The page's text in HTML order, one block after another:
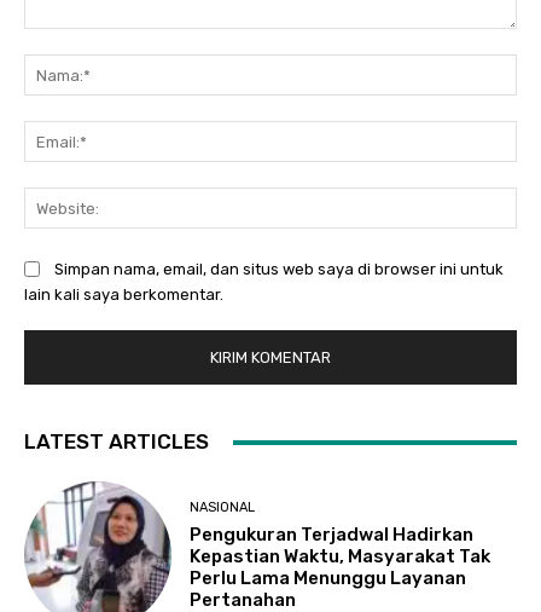
Simpan nama, email, dan situs web saya di browser ini untuk
lain kali saya berkomentar.
LATEST ARTICLES
NASIONAL
Pengukuran Terjadwal Hadirkan
Kepastian Waktu, Masyarakat Tak
Perlu Lama Menunggu Layanan
Pertanahan